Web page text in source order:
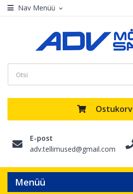
Nav Menüü expand_more
Ostukorv
E-post
adv.tellimused@gmail.com
Menüü